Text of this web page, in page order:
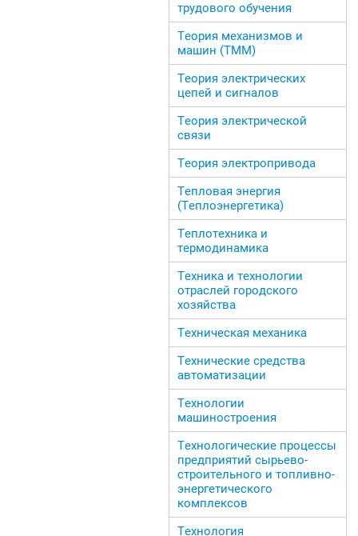
трудового обучения
Теория механизмов и
машин (ТММ)
Теория электрических
цепей и сигналов
Теория электрической
связи
Теория электропривода
Тепловая энергия
(Теплоэнергетика)
Теплотехника и
термодинамика
Техника и технологии
отраслей городского
хозяйства
Техническая механика
Технические средства
автоматизации
Технологии
машиностроения
Технологические процессы
предприятий сырьево-
строительного и топливно-
энергетического
комплексов
Технология